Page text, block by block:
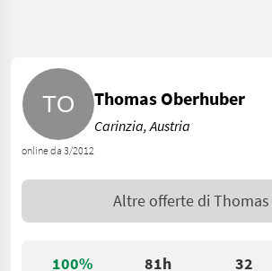
100% 81h 32
online da 3/2012
Thomas Oberhuber
Carinzia, Austria
Altre offerte di Thomas